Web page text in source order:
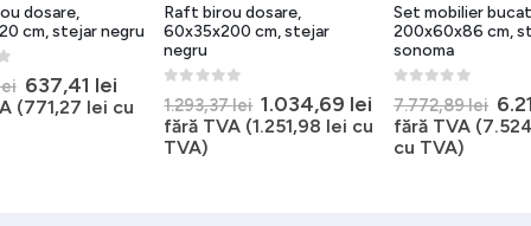
dosare,
cm, stejar negru
Prețul
inițial
637,41 leiPrețul
curent
este:
637,41 lei.
(771,27 lei cu
Raft birou dosare,
60x35x200 cm, stejar
negru
1.293,37lei Prețul
inițial
1.034,69 lei Prețul
curent
este:
fără TVA (1.251,98 lei cu
TVA)
Set mobilier
200x60x86 cm,
sonoma
7.772,89lei
fără TVA (
cu TVA)